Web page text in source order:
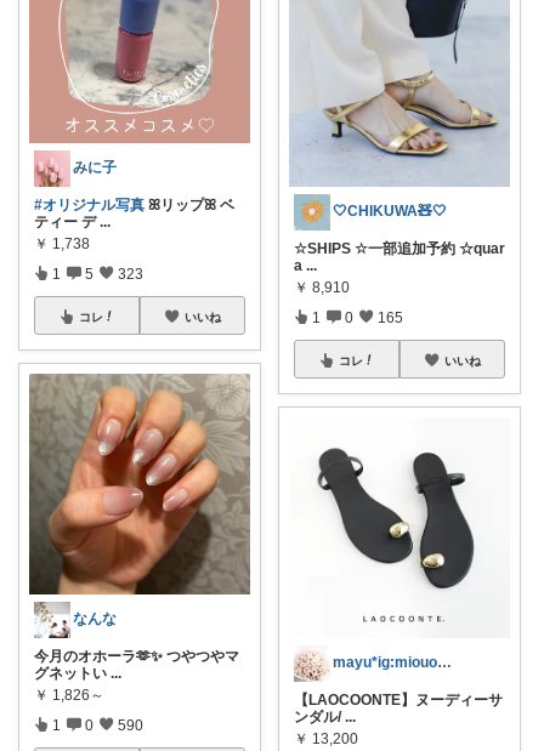
みに子
#オリジナル写真 ꕤリップꕤ ベ
ティー デ ...
￥ 1,738
1 5 323
コレ いいね
なんな
今月のオホーラ🫶✨ つやつやマ
グネットい ...
￥ 1,826～
1 0 590
🤍CHIKUWA🧸🤍
☆SHIPS ☆一部追加予約 ☆quar
a ...
￥ 8,910
1 0 165
コレ いいね
mayu*ig:miouor_home
【LAOCOONTE】ヌーディーサ
ンダル/ ...
￥ 13,200